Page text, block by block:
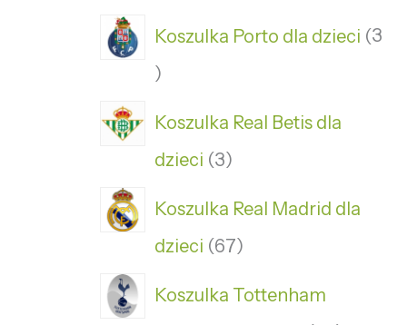
Koszulka Porto dla dzieci 3
Koszulka Real Betis dla
dzieci 3
Koszulka Real Madrid dla
dzieci 67
Koszulka Tottenham